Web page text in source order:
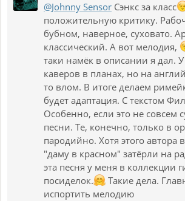
@Johnny Sensor Сэнкс за класс
положительную критику.
бубном, наверное, суховато.
классический. А вот мелодия,
таки намёк в описании я дал.
каверов в планах, но на
то влом. В итоге делаем
будет адаптация. С текстом
Особенно, если это не совсем
песни. Те, конечно, только в
пародийно. Хотя этого автора
"даму в красном" затёрли на
эта песня у меня в коллекции
посиделок.
Такие дела.
испортить мелодию